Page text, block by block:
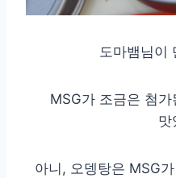
도마뱀님이
MSG가 조금은 첨
맛
아니, 오뎅탕은 MSG